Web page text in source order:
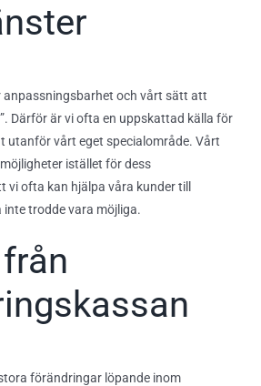
anpassningsbarhet och vårt sätt att
Därför är vi ofta en uppskattad källa för
utanför vårt eget specialområde. Vårt
istället för dess
vi ofta kan hjälpa våra kunder till
inte trodde vara möjliga.
förändringar löpande inom